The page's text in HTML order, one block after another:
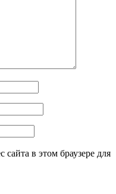
в этом браузере для